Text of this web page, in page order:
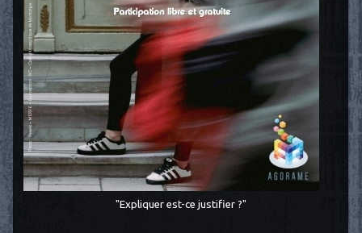
"Expliquer est-ce justifier ?"